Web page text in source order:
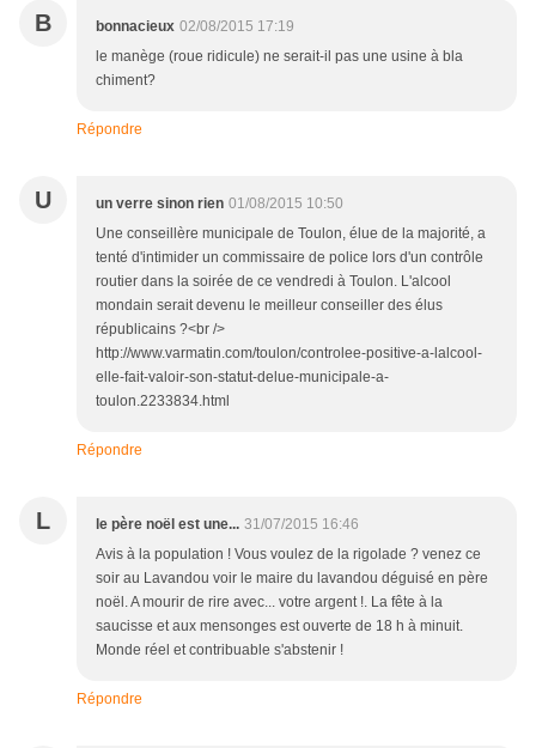
B bonnacieux 02/08/2015 17:19
le manège (roue ridicule) ne serait-il pas une usine à bla
chiment?
Répondre
U un verre sinon rien 01/08/2015 10:50
Une conseillère municipale de Toulon, élue de la majorité, a
tenté d'intimider un commissaire de police lors d'un contrôle
routier dans la soirée de ce vendredi à Toulon. L'alcool
mondain serait devenu le meilleur conseiller des élus
républicains ?<br />
http://www.varmatin.com/toulon/controlee-positive-a-lalcool-
elle-fait-valoir-son-statut-delue-municipale-a-
toulon.2233834.html
Répondre
L le père noël est une... 31/07/2015 16:46
Avis à la population ! Vous voulez de la rigolade ? venez ce
soir au Lavandou voir le maire du lavandou déguisé en père
noël. A mourir de rire avec... votre argent !. La fête à la
saucisse et aux mensonges est ouverte de 18 h à minuit.
Monde réel et contribuable s'abstenir !
Répondre